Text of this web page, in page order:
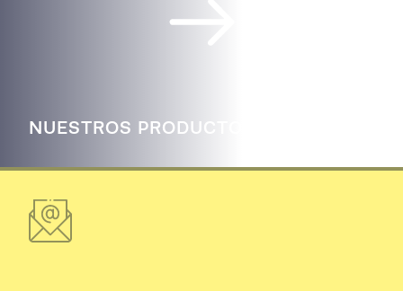
NUESTROS PRODUCTOS